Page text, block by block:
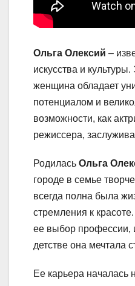
Ольга Олексий –
искусства и
женщина обладает
потенциалом и
возможности, как
режиссера,
Родилась Ольга
городе в семье
всегда полна была
стремления к
ее выбор профессии,
детстве она мечтала
Ее карьера началась